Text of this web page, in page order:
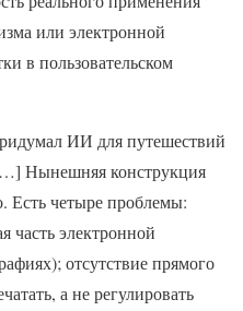
или электронной
в пользовательском
ИИ для путешествий
Нынешняя конструкция
Есть четыре проблемы:
часть электронной
отсутствие прямого
а не регулировать